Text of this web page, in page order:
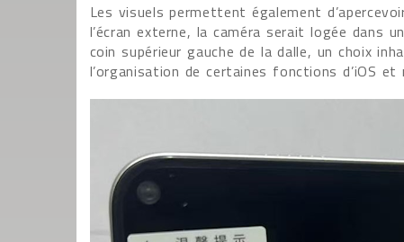
Les visuels permettent également
l’écran externe, la caméra serait logée dans
coin supérieur gauche de la dalle, un choix
l’organisation de certaines fonctions d’iOS